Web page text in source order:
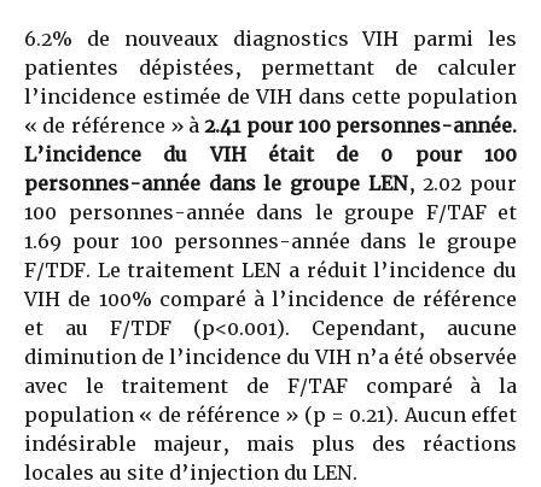
6.2% de nouveaux diagnostics VIH parmi les
patientes dépistées, permettant de calculer
l’incidence estimée de VIH dans cette population
« de référence » à2.41 pour 100 personnes-année.
L’incidence du VIH était de 0 pour 100
personnes-année dans le groupe LEN, 2.02 pour
100 personnes-année dans le groupe F/TAF et
1.69 pour 100 personnes-année dans le groupe
F/TDF. Le traitement LEN a réduit l’incidence du
VIH de 100% comparé à l’incidence de référence
et au F/TDF (p<0.001). Cependant, aucune
diminution de l’incidence du VIH n’a été observée
avec le traitement de F/TAF comparé à la
population « de référence » (p = 0.21). Aucun effet
indésirable majeur, mais plus des réactions
locales au site d’injection du LEN.